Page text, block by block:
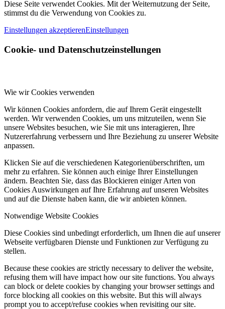
Diese Seite verwendet Cookies. Mit der Weiternutzung der Seite,
stimmst du die Verwendung von Cookies zu.
Einstellungen akzeptierenEinstellungen
Cookie- und Datenschutzeinstellungen
Wie wir Cookies verwenden
Wir können Cookies anfordern, die auf Ihrem Gerät eingestellt
werden. Wir verwenden Cookies, um uns mitzuteilen, wenn Sie
unsere Websites besuchen, wie Sie mit uns interagieren, Ihre
Nutzererfahrung verbessern und Ihre Beziehung zu unserer Website
anpassen.
Klicken Sie auf die verschiedenen Kategorienüberschriften, um
mehr zu erfahren. Sie können auch einige Ihrer Einstellungen
ändern. Beachten Sie, dass das Blockieren einiger Arten von
Cookies Auswirkungen auf Ihre Erfahrung auf unseren Websites
und auf die Dienste haben kann, die wir anbieten können.
Notwendige Website Cookies
Diese Cookies sind unbedingt erforderlich, um Ihnen die auf unserer
Webseite verfügbaren Dienste und Funktionen zur Verfügung zu
stellen.
Because these cookies are strictly necessary to deliver the website,
refusing them will have impact how our site functions. You always
can block or delete cookies by changing your browser settings and
force blocking all cookies on this website. But this will always
prompt you to accept/refuse cookies when revisiting our site.